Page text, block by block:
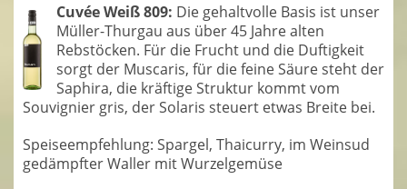
Cuvée Weiß 809: Die gehaltvolle Basis ist unser
Müller-Thurgau aus über 45 Jahre alten
Rebstöcken. Für die Frucht und die Duftigkeit
sorgt der Muscaris, für die feine Säure steht der
Saphira, die kräftige Struktur kommt vom
Souvignier gris, der Solaris steuert etwas Breite bei.
Speiseempfehlung: Spargel, Thaicurry, im Weinsud
gedämpfter Waller mit Wurzelgemüse